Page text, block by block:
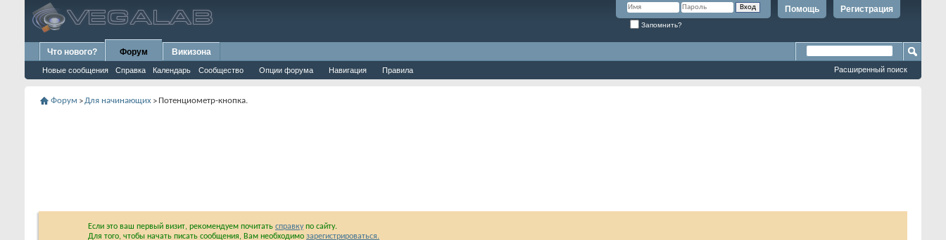
Регистрация
Помощь
Запомнить?
Что нового? Форум
Новые сообщения Справка Календарь Сообщество Опции форума Навигация Правила
Викизона
Расширенный поиск
Форум >Для начинающих > Потенциометр-кнопка.
Если это ваш первый визит, рекомендуем почитать справкупо сайту.
Для того, чтобы начать писать сообщения, Вам необходимо зарегистрироваться.